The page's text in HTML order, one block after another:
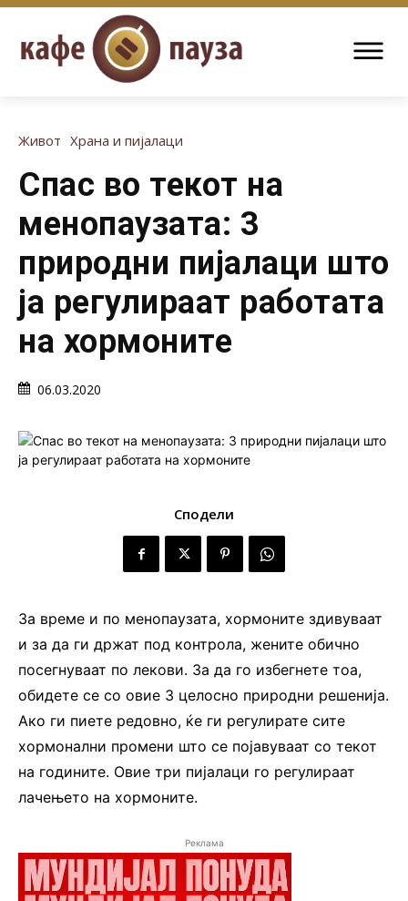
Живот Храна и пијалаци
Спас во текот на
менопаузата: 3
природни пијалаци што
ја регулираат работата
на хормоните
06.03.2020
Сподели
За време и по менопаузата, хормоните здивуваат
и за да ги држат под контрола, жените обично
посегнуваат по лекови. За да го избегнете тоа,
обидете се со овие 3 целосно природни решенија.
Ако ги пиете редовно, ќе ги регулирате сите
хормонални промени што се појавуваат со текот
на годините. Овие три пијалаци го регулираат
лачењето на хормоните.
Реклама